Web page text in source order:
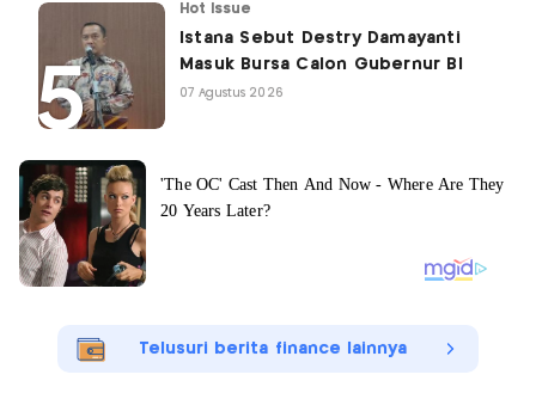
Hot Issue
Istana Sebut Destry Damayanti
Masuk Bursa Calon Gubernur BI
07 Agustus 2026
Telusuri berita finance lainnya